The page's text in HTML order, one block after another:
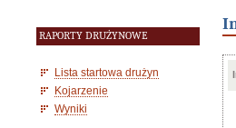
RAPORTY DRUŻYNOWE
Lista startowa drużyn
Kojarzenie
Wyniki